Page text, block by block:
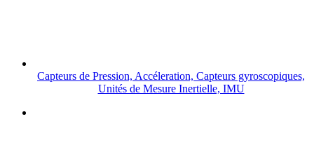
Capteurs de Pression, Accéleration, Capteurs gyroscopiques,
Unités de Mesure Inertielle, IMU